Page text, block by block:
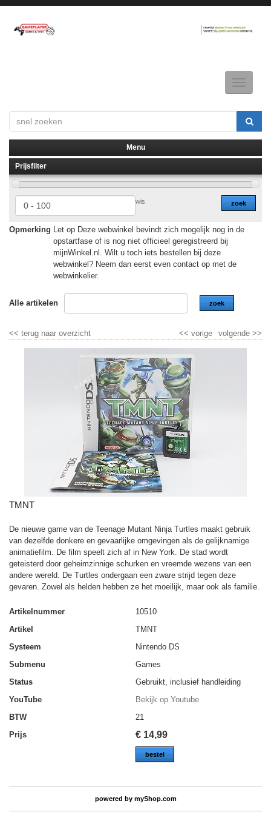
Toggle
▼
▼
Menu
Prijsfilter
zoek
wis
Opmerking Let op Deze webwinkel bevindt zich mogelijk nog in de
opstartfase of is nog niet officieel geregistreerd bij
mijnWinkel.nl. Wilt u toch iets bestellen bij deze
webwinkel? Neem dan eerst even contact op met de
webwinkelier.
Alle artikelen zoek
<< terug naar overzicht volgende >>
<< vorige
TMNT
De nieuwe game van de Teenage Mutant Ninja Turtles maakt gebruik
van dezelfde donkere en gevaarlijke omgevingen als de gelijknamige
animatiefilm. De film speelt zich af in New York. De stad wordt
geteisterd door geheimzinnige schurken en vreemde wezens van een
andere wereld. De Turtles ondergaan een zware strijd tegen deze
gevaren. Zowel als helden hebben ze het moeilijk, maar ook als familie.
Artikelnummer
10510
Artikel
TMNT
Systeem
Nintendo DS
Submenu
Games
Status
Gebruikt, inclusief handleiding
YouTube
Bekijk op Youtube
BTW
21
Prijs
€ 14,99
bestel
powered by myShop.com